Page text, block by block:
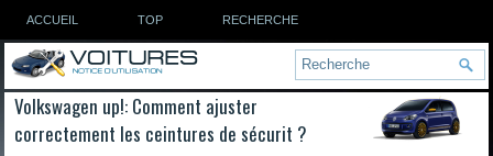
ACCUEIL TOP RECHERCHE
Volkswagen up!: Comment ajuster
correctement les ceintures de sécurit ?